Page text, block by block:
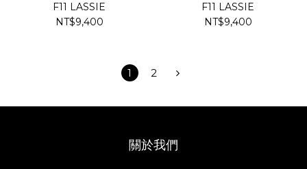
F11 LASSIE
NT$9,400
F11 LASSIE
NT$9,400
1 2
關於我們